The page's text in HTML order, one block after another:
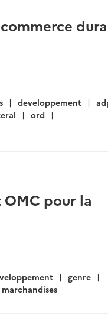
developpement
ord
OMC pour la
genre
marchandises